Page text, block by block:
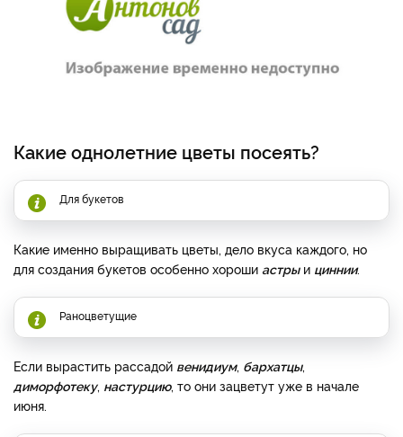
Какие однолетние цветы посеять?
Для букетов
Какие именно выращивать цветы, дело вкуса каждого, но
для создания букетов особенно хороши астрыи циннии.
Раноцветущие
Если вырастить рассадой венидиум, бархатцы,
диморфотеку, настурцию, то они зацветут уже в начале
июня.